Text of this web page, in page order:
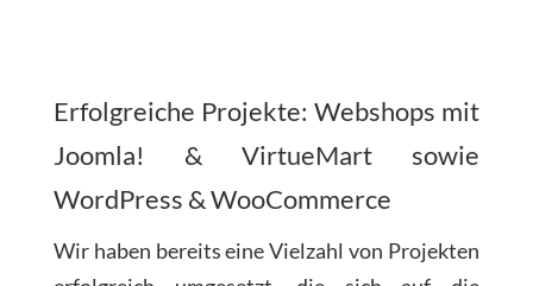
Erfolgreiche Projekte: Webshops mit
Joomla! & VirtueMart sowie
WordPress & WooCommerce
Wir haben bereits eine Vielzahl von Projekten